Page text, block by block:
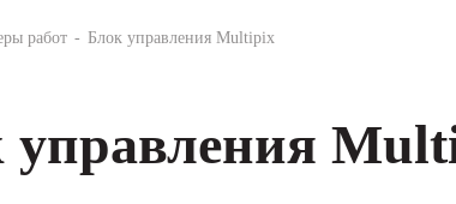
работ Блок управления Multipix
управления